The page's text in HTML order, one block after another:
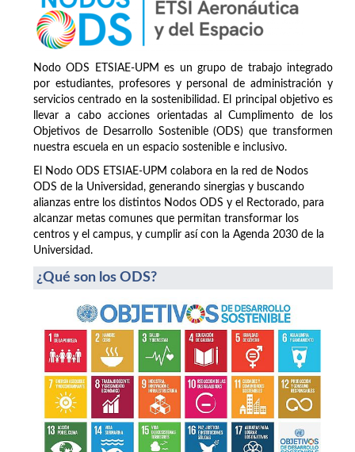
Nodo ODS ETSIAE-UPM es un grupo de trabajo integrado
por estudiantes, profesores y personal de administración y
servicios centrado en la sostenibilidad. El principal objetivo es
llevar a cabo acciones orientadas al Cumplimento de los
Objetivos de Desarrollo Sostenible (ODS) que transformen
nuestra escuela en un espacio sostenible e inclusivo.
El Nodo ODS ETSIAE-UPM colabora en la red de Nodos
ODS de la Universidad, generando sinergias y buscando
alianzas entre los distintos Nodos ODS y el Rectorado, para
alcanzar metas comunes que permitan transformar los
centros y el campus, y cumplir así con la Agenda 2030 de la
Universidad.
¿Qué son los ODS?